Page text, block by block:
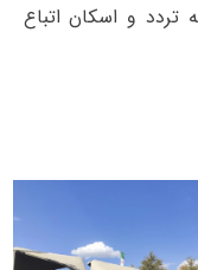
و اسکان اتباع